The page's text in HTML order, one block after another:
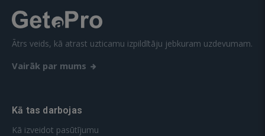
Ātrs veids, kā atrast uzticamu izpildītāju jebkuram uzdevumam.
Vairāk par mums
Kā tas darbojas
Kā izveidot pasūtījumu